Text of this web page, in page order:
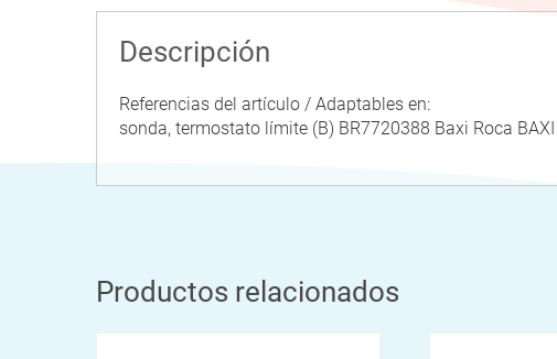
Descripción
Referencias del artículo / Adaptables en:
sonda, termostato límite (B) BR7720388 Baxi Roca BAXI
Productos relacionados